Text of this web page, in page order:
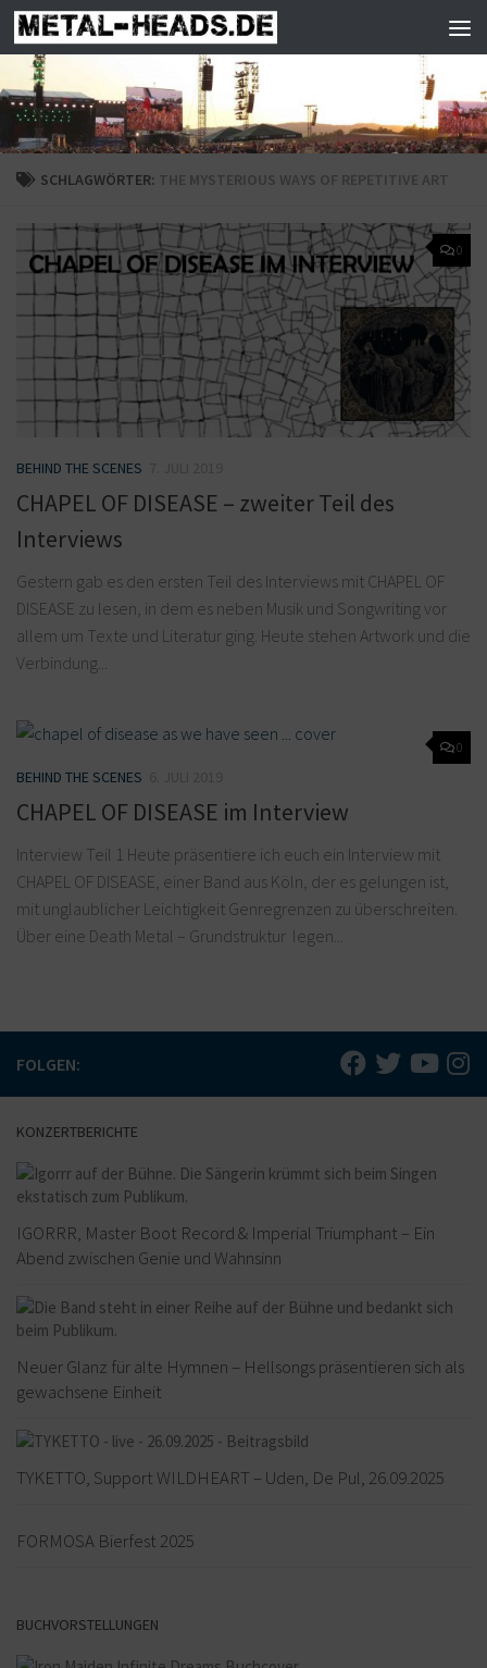
Zum Inhalt springen
SCHLAGWÖRTER: THE MYSTERIOUS WAYS OF REPETITIVE ART
0
BEHIND THE SCENES
CHAPEL OF DISEASE – zweiter Teil des
Interviews
Gestern gab es den ersten Teil des Interviews mit CHAPEL OF
DISEASE zu lesen, in dem es neben Musik und Songwriting vor
allem um Texte und Literatur ging. Heute stehen Artwork und die
Verbindung...
0
BEHIND THE SCENES
CHAPEL OF DISEASE im Interview
Interview Teil 1 Heute präsentiere ich euch ein Interview mit
CHAPEL OF DISEASE, einer Band aus Köln, der es gelungen ist,
mit unglaublicher Leichtigkeit Genregrenzen zu überschreiten.
Über eine Death Metal – Grundstruktur legen...
FOLGEN:
KONZERTBERICHTE
IGORRR, Master Boot Record & Imperial Triumphant – Ein
Abend zwischen Genie und Wahnsinn
Neuer Glanz für alte Hymnen – Hellsongs präsentieren sich als
gewachsene Einheit
TYKETTO, Support WILDHEART – Uden, De Pul, 26.09.2025
FORMOSA Bierfest 2025
BUCHVORSTELLUNGEN